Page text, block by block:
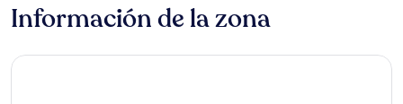
Información de la zona